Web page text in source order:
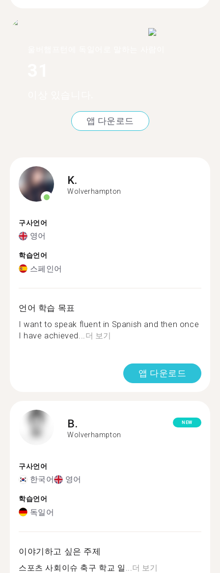
앱 다운로드
K.
Wolverhampton
구사언어
영어
학습언어
스페인어
언어 학습 목표
I want to speak fluent in Spanish and then once
I have achieved... 더 보기
앱 다운로드
B.
Wolverhampton
NEW
구사언어
한국어 영어
학습언어
독일어
이야기하고 싶은 주제
스포츠 사회이슈 축구 학교 일... 더 보기